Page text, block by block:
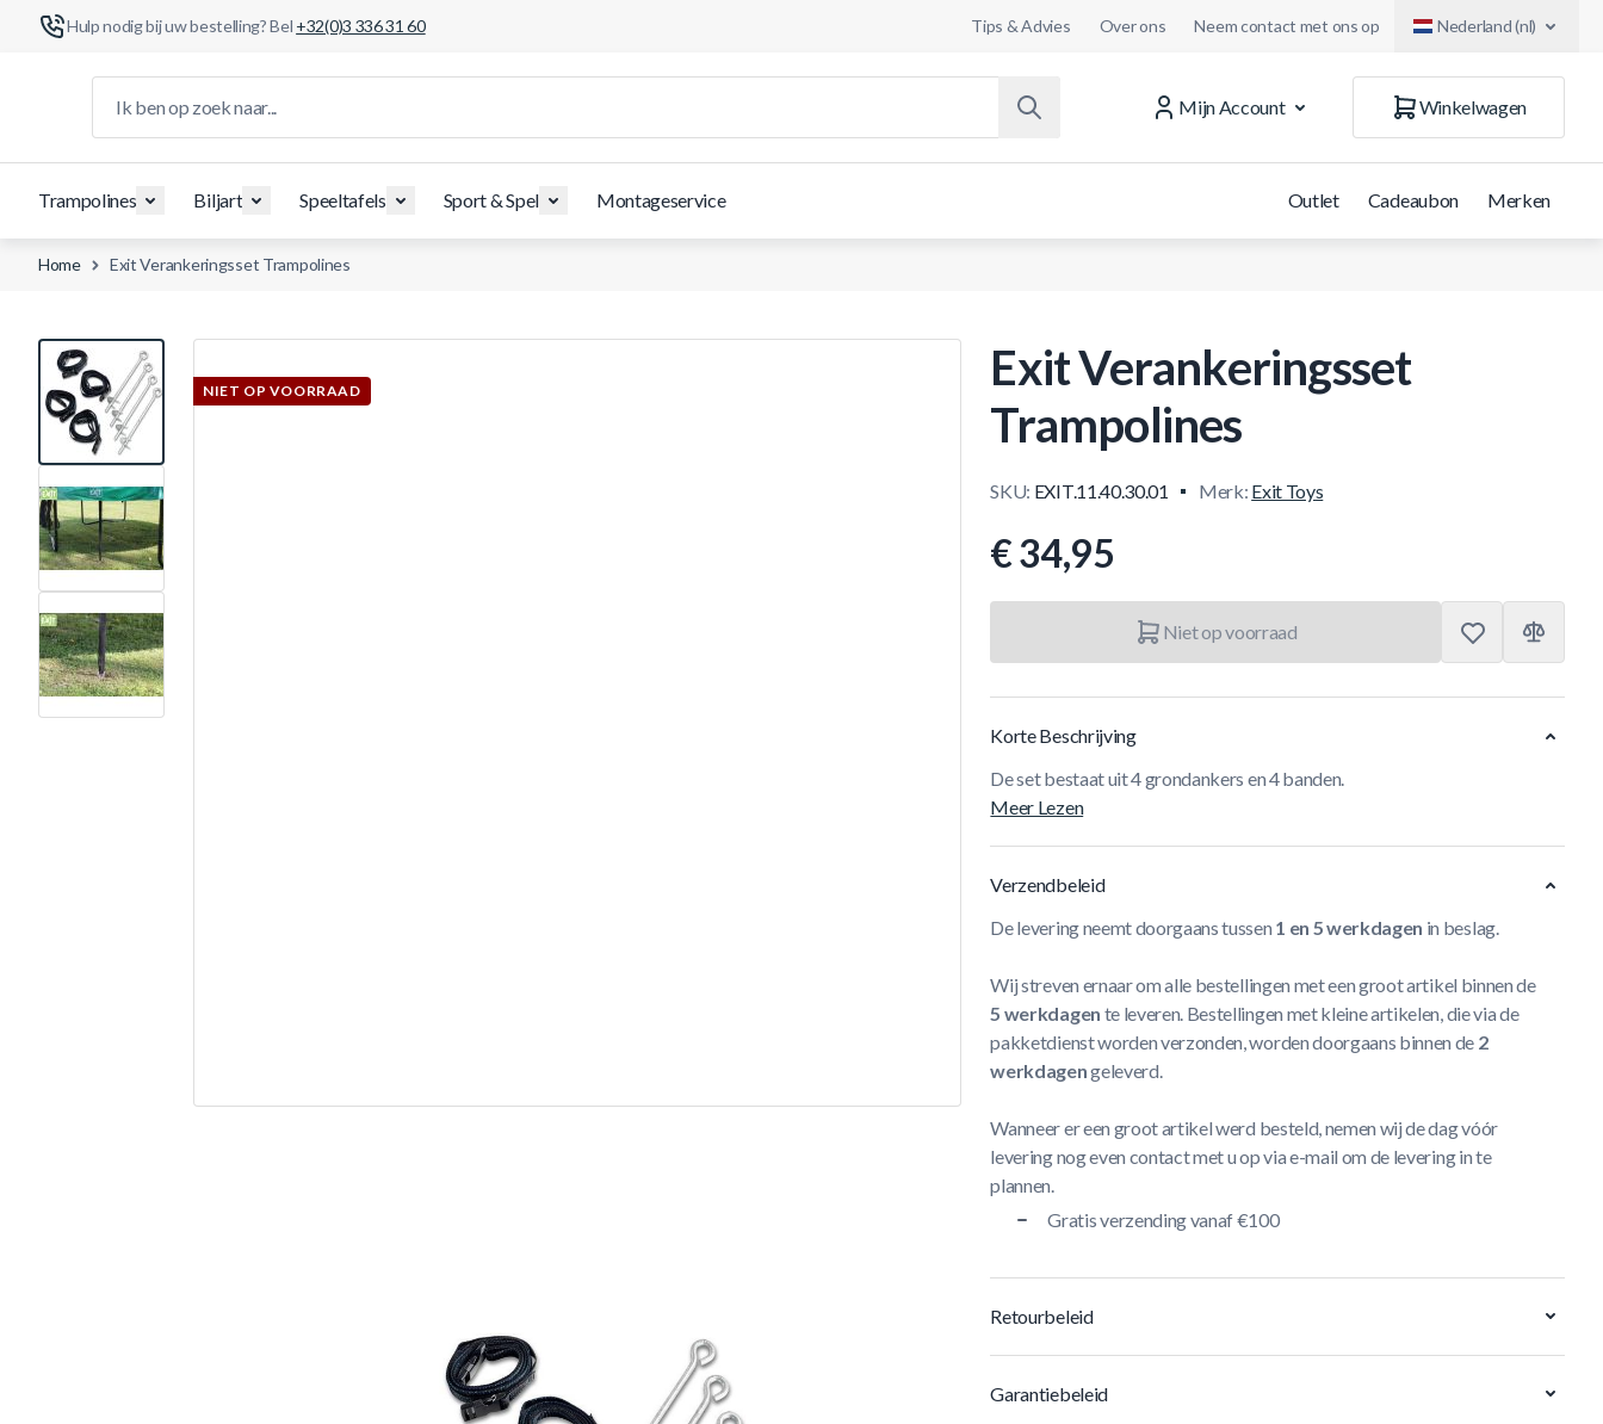
Hulp nodig bij uw bestelling? Bel +32(0)3 336 31 60 Tips & Advies Over ons Neem contact met ons op Nederland (nl)
Mijn Account
Winkelwagen
Trampolines Biljart Speeltafels Sport & Spel Montageservice Outlet Cadeaubon Merken
Home Exit Verankeringsset Trampolines
NIET OP VOORRAAD
View larger image
Exit Verankeringsset
Trampolines
SKU: EXIT.11.40.30.01 Merk: Exit Toys
€ 34,95
Niet op voorraad
Korte Beschrijving
De set bestaat uit 4 grondankers en 4 banden.
Meer Lezen
Verzendbeleid
De levering neemt doorgaans tussen 1 en 5 werkdagen in beslag.
Wij streven ernaar om alle bestellingen met een groot artikel binnen de
5 werkdagen te leveren. Bestellingen met kleine artikelen, die via de
pakketdienst worden verzonden, worden doorgaans binnen de 2
werkdagengeleverd.
Wanneer er een groot artikel werd besteld, nemen wij de dag vóór
levering nog even contact met u op via e-mail om de levering in te
plannen.
Gratis verzending vanaf €100
Retourbeleid
Garantiebeleid